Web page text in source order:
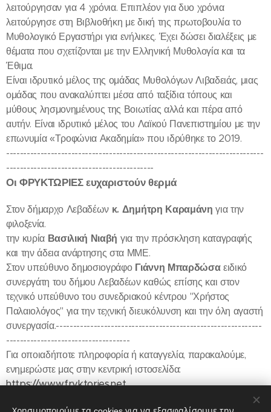
λειτούργησαν για 4 χρόνια. Επιπλέον για δυο χρόνια
λειτούργησε στη Βιβλιοθήκη με δική της πρωτοβουλία το
Μυθολογικό Εργαστήρι για ενήλικες. Έχει δώσει διαλέξεις με
θέματα που σχετίζονται με την Ελληνική Μυθολογία και τα
Έθιμα.
Είναι ιδρυτικό μέλος της ομάδας Μυθολόγων Λιβαδειάς, μιας
ομάδας που ανακαλύπτει μέσα από ταξίδια τόπους και
μύθους λησμονημένους της Βοιωτίας αλλά και πέρα από
αυτήν. Είναι ιδρυτικό μέλος του Λαϊκού Πανεπιστημίου με την
επωνυμία «Τροφώνια Ακαδημία» που ιδρύθηκε το 2019.
---------------------------------------------------------------------------
-------------------------------------------
Οι ΦΡΥΚΤΩΡΙΕΣ ευχαριστούν θερμά
Στον δήμαρχο Λεβαδέων κ. Δημήτρη Καραμάνη για την
φιλοξενία.
την κυρία Βασιλική Νιαβή για την πρόσκληση καταγραφής
και την άδεια ανάρτησης στα ΜΜΕ.
Στον υπεύθυνο δημοσιογράφο Γιάννη Μπαρδώσαειδικό
συνεργάτη του δήμου Λεβαδέων καθώς επίσης και στον
τεχνικό υπεύθυνο του συνεδριακού κέντρου "Χρήστος
Παλαιολόγος" για την τεχνική διευκόλυνση και την όλη αγαστή
συνεργασία.------------------------------------------------------------
------------------------------------
Για οποιαδήποτε πληροφορία ή καταγγελία, παρακαλούμε,
ενημερώστε μας στην κεντρική ιστοσελίδα:
https://www.fryktories.net
---------------------------------------------------------------------------